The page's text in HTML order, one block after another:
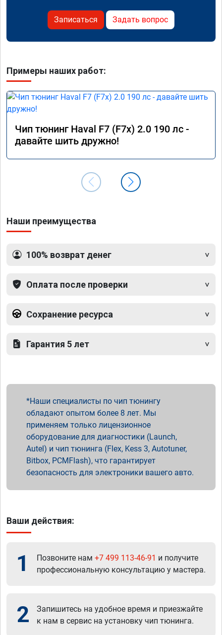
Записаться Задать вопрос
Примеры наших работ:
Чип тюнинг Haval F7 (F7x) 2.0 190 лс -
давайте шить дружно!
Наши преимущества
100% возврат денег
Оплата после проверки
Сохранение ресурса
Гарантия 5 лет
Наши специалисты по чип тюнингу
обладают опытом более 8 лет. Мы
применяем только лицензионное
оборудование для диагностики (Launch,
Autel) и чип тюнинга (Flex, Kess 3, Autotuner,
Bitbox, PCMFlash), что гарантирует
безопасность для электроники вашего авто.
Ваши действия:
1 Позвоните нам +7 499 113-46-91 и получите
профессиональную консультацию у мастера.
2
Запишитесь на удобное время и приезжайте
к нам в сервис на установку чип тюнинга.